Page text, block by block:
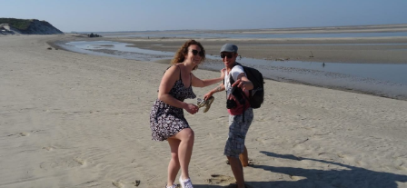
to
content